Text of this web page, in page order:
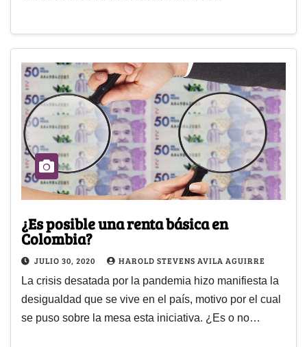
¿Es posible una renta básica en
Colombia?
JULIO 30, 2020 HAROLD STEVENS AVILA AGUIRRE
La crisis desatada por la pandemia hizo manifiesta la
desigualdad que se vive en el país, motivo por el cual
se puso sobre la mesa esta iniciativa. ¿Es o no…